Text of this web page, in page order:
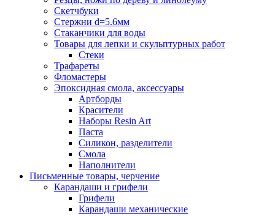
Скетчбуки
Стержни d=5.6мм
Стаканчики для воды
Товары для лепки и скульптурных работ
Стеки
Трафареты
Фломастеры
Эпоксидная смола, аксессуары
Артборды
Красители
Наборы Resin Art
Паста
Силикон, разделители
Смола
Наполнители
Письменные товары, черчение
Карандаши и грифели
Грифели
Карандаши механические